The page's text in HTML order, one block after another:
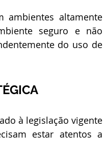
ambientes altamente
seguro e não
do uso de
à legislação vigente
estar atentos a